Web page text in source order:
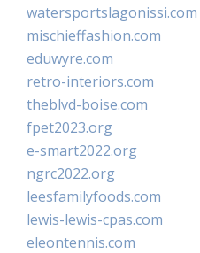
watersportslagonissi.com
mischieffashion.com
eduwyre.com
retro-interiors.com
theblvd-boise.com
fpet2023.org
e-smart2022.org
ngrc2022.org
leesfamilyfoods.com
lewis-lewis-cpas.com
eleontennis.com